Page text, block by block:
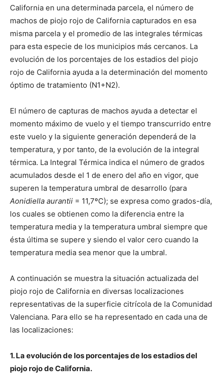
California en una determinada parcela, el número de
machos de piojo rojo de California capturados en esa
misma parcela y el promedio de las integrales térmicas
para esta especie de los municipios más cercanos. La
evolución de los porcentajes de los estadios del piojo
rojo de California ayuda a la determinación del momento
óptimo de tratamiento (N1+N2).
El número de capturas de machos ayuda a detectar el
momento máximo de vuelo y el tiempo transcurrido entre
este vuelo y la siguiente generación dependerá de la
temperatura, y por tanto, de la evolución de la integral
térmica. La Integral Térmica indica el número de grados
acumulados desde el 1 de enero del año en vigor, que
superen la temperatura umbral de desarrollo (para
Aonidiella aurantii = 11,7ºC); se expresa como grados-día,
los cuales se obtienen como la diferencia entre la
temperatura media y la temperatura umbral siempre que
ésta última se supere y siendo el valor cero cuando la
temperatura media sea menor que la umbral.
A continuación se muestra la situación actualizada del
piojo rojo de California en diversas localizaciones
representativas de la superficie citrícola de la Comunidad
Valenciana. Para ello se ha representado en cada una de
las localizaciones:
1. La evolución de los porcentajes de los estadios del
piojo rojo de California.